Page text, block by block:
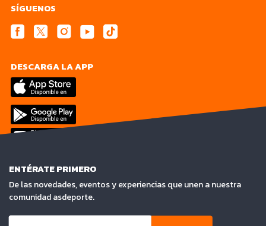
SÍGUENOS
DESCARGA LA APP
ENTÉRATE PRIMERO
De las novedades, eventos y experiencias que unen a nuestra
comunidad asdeporte.